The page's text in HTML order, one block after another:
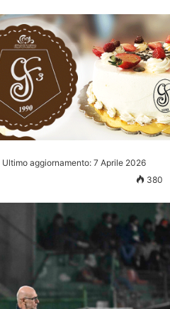
Ultimo aggiornamento: 7 Aprile 2026
380